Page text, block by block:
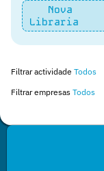
Nova
Libraria
Filtrar actividade Todos
Filtrar empresas Todos